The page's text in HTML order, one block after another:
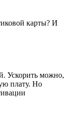
карты? И
Ускорить можно,
плату. Но